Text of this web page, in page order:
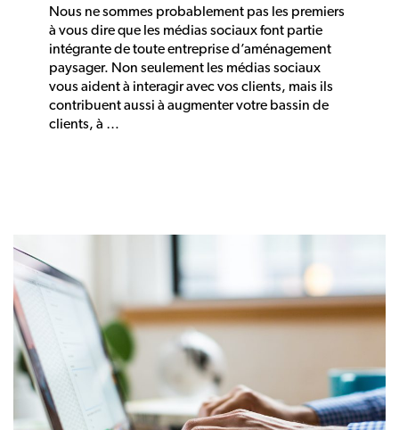
Nous ne sommes probablement pas les premiers
à vous dire que les médias sociaux font partie
intégrante de toute entreprise d’aménagement
paysager. Non seulement les médias sociaux
vous aident à interagir avec vos clients, mais ils
contribuent aussi à augmenter votre bassin de
clients, à …